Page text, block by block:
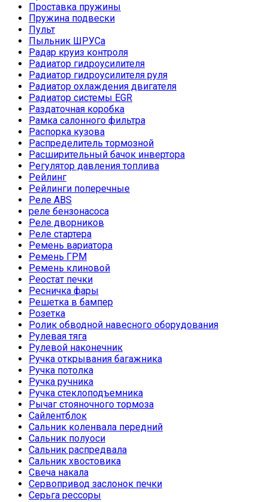
Проставка пружины
Пружина подвески
Пульт
Пыльник ШРУСа
Радар круиз контроля
Радиатор гидроусилителя
Радиатор гидроусилителя руля
Радиатор охлаждения двигателя
Радиатор системы EGR
Раздаточная коробка
Рамка салонного фильтра
Распорка кузова
Распределитель тормозной
Расширительный бачок инвертора
Регулятор давления топлива
Рейлинг
Рейлинги поперечные
Реле ABS
реле бензонасоса
Реле дворников
Реле стартера
Ремень вариатора
Ремень ГРМ
Ремень клиновой
Реостат печки
Ресничка фары
Решетка в бампер
Розетка
Ролик обводной навесного оборудования
Рулевая тяга
Рулевой наконечник
Ручка открывания багажника
Ручка потолка
Ручка ручника
Ручка стеклоподъемника
Рычаг стояночного тормоза
Сайлентблок
Сальник коленвала передний
Сальник полуоси
Сальник распредвала
Сальник хвостовика
Свеча накала
Сервопривод заслонок печки
Серьга рессоры